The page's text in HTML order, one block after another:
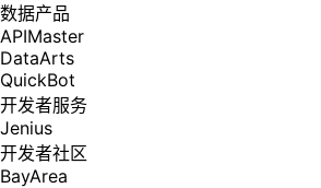
数据产品
APIMaster
DataArts
QuickBot
开发者服务
Jenius
开发者社区
BayArea